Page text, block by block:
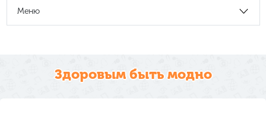
Меню
Здоровым быть модно